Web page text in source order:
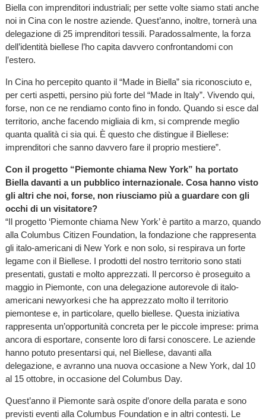
Biella con imprenditori industriali; per sette volte siamo stati anche
noi in Cina con le nostre aziende. Quest’anno, inoltre, tornerà una
delegazione di 25 imprenditori tessili. Paradossalmente, la forza
dell’identità biellese l’ho capita davvero confrontandomi con
l’estero.
In Cina ho percepito quanto il “Made in Biella” sia riconosciuto e,
per certi aspetti, persino più forte del “Made in Italy”. Vivendo qui,
forse, non ce ne rendiamo conto fino in fondo. Quando si esce dal
territorio, anche facendo migliaia di km, si comprende meglio
quanta qualità ci sia qui. È questo che distingue il Biellese:
imprenditori che sanno davvero fare il proprio mestiere”.
Con il progetto “Piemonte chiama New York” ha portato
Biella davanti a un pubblico internazionale. Cosa hanno visto
gli altri che noi, forse, non riusciamo più a guardare con gli
occhi di un visitatore?
“Il progetto ‘Piemonte chiama New York’ è partito a marzo, quando
alla Columbus Citizen Foundation, la fondazione che rappresenta
gli italo-americani di New York e non solo, si respirava un forte
legame con il Biellese. I prodotti del nostro territorio sono stati
presentati, gustati e molto apprezzati. Il percorso è proseguito a
maggio in Piemonte, con una delegazione autorevole di italo-
americani newyorkesi che ha apprezzato molto il territorio
piemontese e, in particolare, quello biellese. Questa iniziativa
rappresenta un’opportunità concreta per le piccole imprese: prima
ancora di esportare, consente loro di farsi conoscere. Le aziende
hanno potuto presentarsi qui, nel Biellese, davanti alla
delegazione, e avranno una nuova occasione a New York, dal 10
al 15 ottobre, in occasione del Columbus Day.
Quest’anno il Piemonte sarà ospite d’onore della parata e sono
previsti eventi alla Columbus Foundation e in altri contesti. Le